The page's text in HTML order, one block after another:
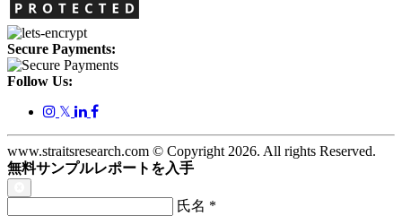
Secure Payments:
Follow Us:
𝕏
www.straitsresearch.com © Copyright 2026. All rights Reserved.
無料サンプルレポートを入手
氏名 *